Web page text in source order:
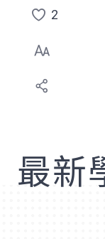
點
選
喜
2
最新